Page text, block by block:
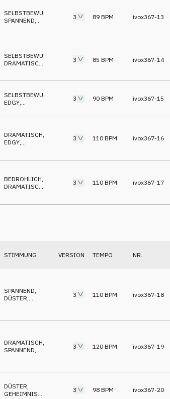
SELBSTBEWUSST
SPANNEND,
3 89 BPM ivox367-13
SELBSTBEWUSST
DRAMATISCH
3 85 BPM ivox367-14
SELBSTBEWUSST
EDGY
3 90 BPM ivox367-15
DRAMATISCH
EDGY
3 110 BPM ivox367-16
BEDROHLICH
DRAMATISCH
3 110 BPM ivox367-17
STIMMUNG VERSION TEMPO NR.
SPANNEND,
DÜSTER,
3 110 BPM ivox367-18
DRAMATISCH,
SPANNEND,
3 120 BPM ivox367-19
DÜSTER
GEHEIMNISVOLL
3 98 BPM ivox367-20